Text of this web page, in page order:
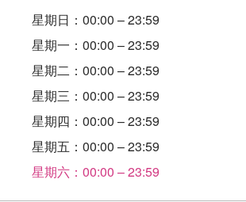
星期日：00:00 – 23:59
星期一：00:00 – 23:59
星期二：00:00 – 23:59
星期三：00:00 – 23:59
星期四：00:00 – 23:59
星期五：00:00 – 23:59
星期六：00:00 – 23:59